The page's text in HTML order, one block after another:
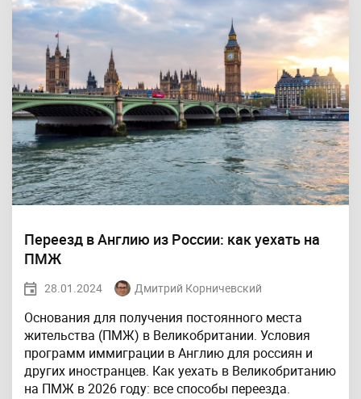
Переезд в Англию из России: как уехать на
ПМЖ
28.01.2024 Дмитрий Корничевский
Основания для получения постоянного места
жительства (ПМЖ) в Великобритании. Условия
программ иммиграции в Англию для россиян и
других иностранцев. Как уехать в Великобританию
на ПМЖ в 2026 году: все способы переезда.